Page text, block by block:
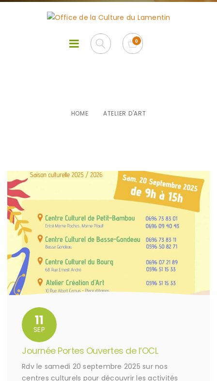
HOME ATELIER D'ART
11
SEP
Journée Portes Ouvertes de l’OCL
Rdv le samedi 20 septembre 2025 sur nos
centres culturels pour découvrir les activités